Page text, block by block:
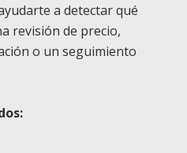
a detectar qué
revisión de precio,
o un seguimiento